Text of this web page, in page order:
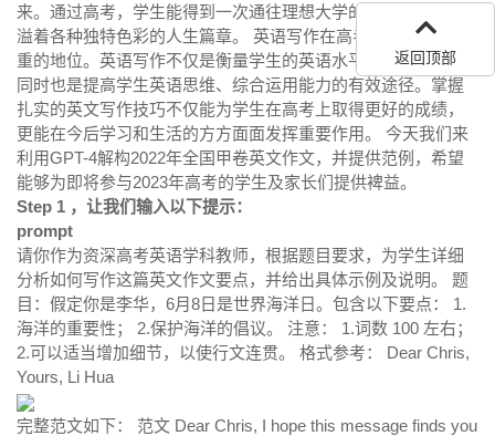
来。通过高考，学生能得到一次通往理想大学的机会，展开洋
溢着各种独特色彩的人生篇章。 英语写作在高考占据着举足轻
重的地位。英语写作不仅是衡量学生的英语水平的重要手段，
同时也是提高学生英语思维、综合运用能力的有效途径。掌握
扎实的英文写作技巧不仅能为学生在高考上取得更好的成绩，
更能在今后学习和生活的方方面面发挥重要作用。 今天我们来
利用GPT-4解构2022年全国甲卷英文作文，并提供范例，希望
能够为即将参与2023年高考的学生及家长们提供裨益。
Step 1 ，让我们输入以下提示：
prompt
请你作为资深高考英语学科教师，根据题目要求，为学生详细
分析如何写作这篇英文作文要点，并给出具体示例及说明。 题
目：假定你是李华，6月8日是世界海洋日。包含以下要点： 1.
海洋的重要性； 2.保护海洋的倡议。 注意： 1.词数 100 左右；
2.可以适当增加细节，以使行文连贯。 格式参考： Dear Chris,
Yours, Li Hua
完整范文如下： 范文 Dear Chris, I hope this message finds you
返回顶部